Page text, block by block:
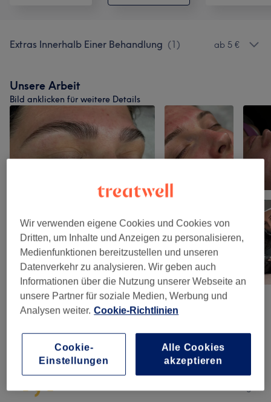
Extras Innerhalb Einer Behandlung (1) ab 5 €
Unsere Arbeit
Bild anklicken für weitere Details
4,9
Wir verwenden eigene Cookies und Cookies von
Dritten, um Inhalte und Anzeigen zu personalisieren,
Medienfunktionen bereitzustellen und unseren
Datenverkehr zu analysieren. Wir geben auch
Informationen über die Nutzung unserer Webseite an
unsere Partner für soziale Medien, Werbung und
Analysen weiter. Cookie-Richtlinien
Cookie-
Einstellungen
Alle Cookies
akzeptieren